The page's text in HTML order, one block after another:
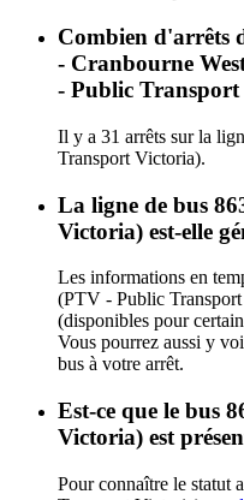
Combien d'arrêts
- Cranbourne
- Public
Il y a 31 arrêts sur la
Transport Victoria).
La ligne de bus
Victoria) est-elle
Les informations en
(PTV - Public
(disponibles pour
Vous pourrez aussi y
bus à votre arrêt.
Est-ce que le bus
Victoria) est
Pour connaître le statut